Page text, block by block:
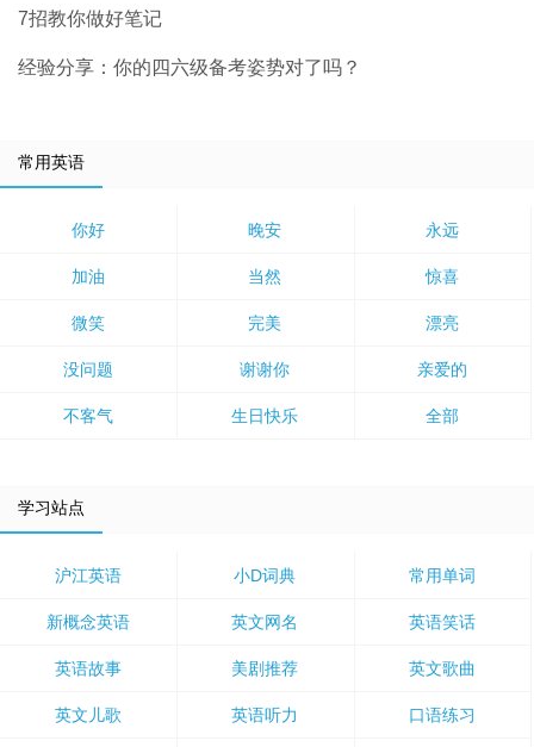
7招教你做好笔记
经验分享：你的四六级备考姿势对了吗？
常用英语
你好 晚安 永远
加油 当然 惊喜
微笑 完美 漂亮
没问题 谢谢你 亲爱的
不客气 生日快乐 全部
学习站点
沪江英语 小D词典 常用单词
新概念英语 英文网名 英语笑话
英语故事 美剧推荐 英文歌曲
英文儿歌 英语听力 口语练习